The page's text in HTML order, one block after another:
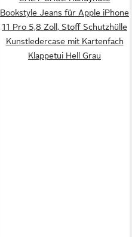
Bookstyle Jeans für Apple iPhone
11 Pro 5,8 Zoll, Stoff Schutzhülle
Kunstledercase mit Kartenfach
Klappetui Hell Grau